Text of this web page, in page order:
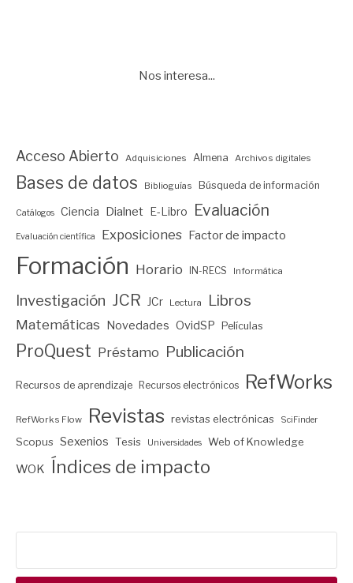
Nos interesa...
Acceso Abierto Adquisiciones Almena Archivos digitales
Bases de datos Biblioguías Búsqueda de información
Catálogos Ciencia Dialnet E-Libro Evaluación
Evaluación científica Exposiciones Factor de impacto
Formación Horario IN-RECS Informática
Investigación JCR JCr Lectura Libros
Matemáticas Novedades OvidSP Películas
ProQuest Préstamo Publicación
Recursos de aprendizaje Recursos electrónicos RefWorks
RefWorks Flow Revistas revistas electrónicas SciFinder
Scopus Sexenios Tesis Universidades Web of Knowledge
WOK Índices de impacto